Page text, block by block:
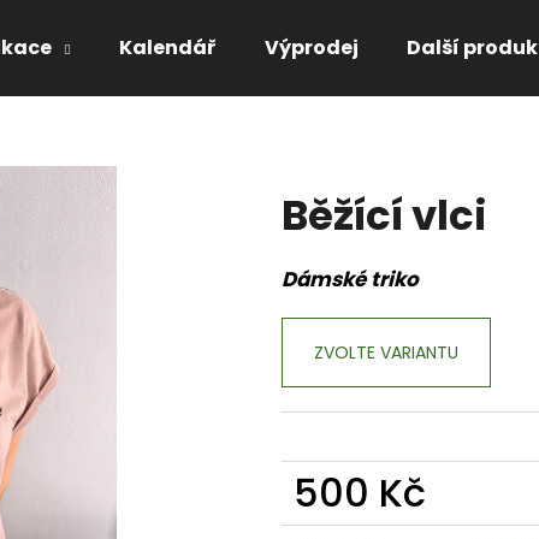
Kalendář Výprodej Další
Běžící vlci
Dámské triko
ZVOLTE VARIANTU
500 Kč
Měrná
HLEDAT
V REMÍZKU JE DIVOČINA
Kč